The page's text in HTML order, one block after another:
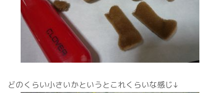
どのくらい小さいかというとこれくらいな感じ↓